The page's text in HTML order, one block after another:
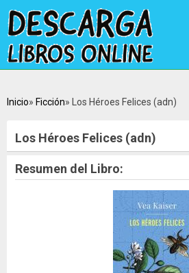
Inicio Ficción Los Héroes Felices (adn)
Los Héroes Felices (adn)
Resumen del Libro: